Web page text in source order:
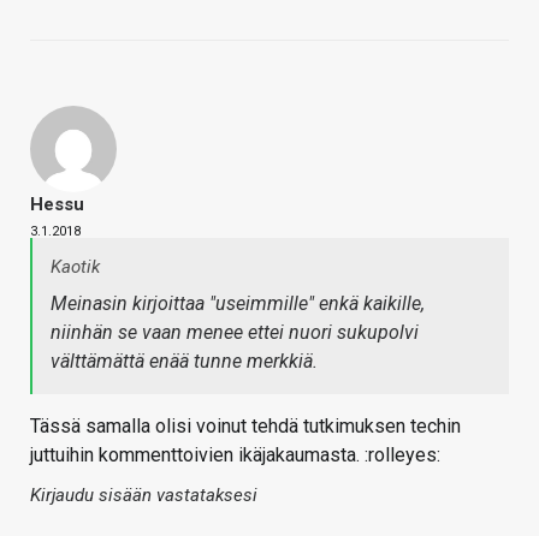
Hessu
3.1.2018
Kaotik
Meinasin kirjoittaa "useimmille" enkä kaikille,
niinhän se vaan menee ettei nuori sukupolvi
välttämättä enää tunne merkkiä.
Tässä samalla olisi voinut tehdä tutkimuksen techin
juttuihin kommenttoivien ikäjakaumasta. :rolleyes:
Kirjaudu sisään vastataksesi